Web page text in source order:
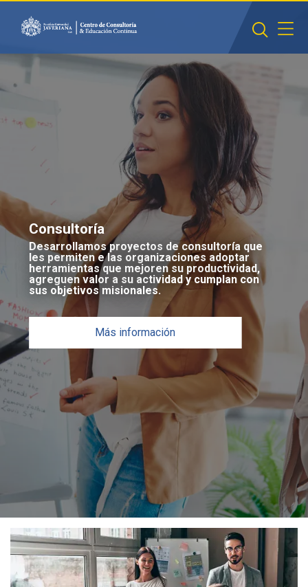
Consultoría
Desarrollamos proyectos de consultoría que
les permiten e las organizaciones adoptar
herramientas que mejoren su productividad,
agreguen valor a su actividad y cumplan con
sus objetivos misionales.
Más información